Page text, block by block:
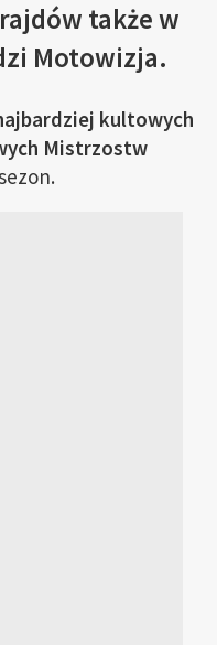
także w
Motowizja.
kultowych
Mistrzostw